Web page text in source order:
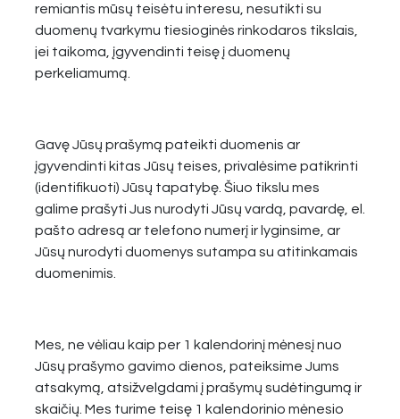
remiantis mūsų teisėtu interesu, nesutikti su
duomenų tvarkymu tiesioginės rinkodaros tikslais,
jei taikoma, įgyvendinti teisę į duomenų
perkeliamumą.
Gavę Jūsų prašymą pateikti duomenis ar
įgyvendinti kitas Jūsų teises, privalėsime patikrinti
(identifikuoti) Jūsų tapatybę. Šiuo tikslu mes
galime prašyti Jus nurodyti Jūsų vardą, pavardę, el.
pašto adresą ar telefono numerį ir lyginsime, ar
Jūsų nurodyti duomenys sutampa su atitinkamais
duomenimis.
Mes, ne vėliau kaip per 1 kalendorinį mėnesį nuo
Jūsų prašymo gavimo dienos, pateiksime Jums
atsakymą, atsižvelgdami į prašymų sudėtingumą ir
skaičių. Mes turime teisę 1 kalendorinio mėnesio